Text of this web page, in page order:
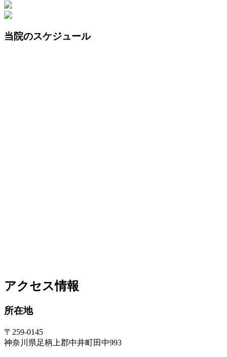
当院のスケジュール
アクセス情報
所在地
〒259-0145
神奈川県足柄上郡中井町田中993